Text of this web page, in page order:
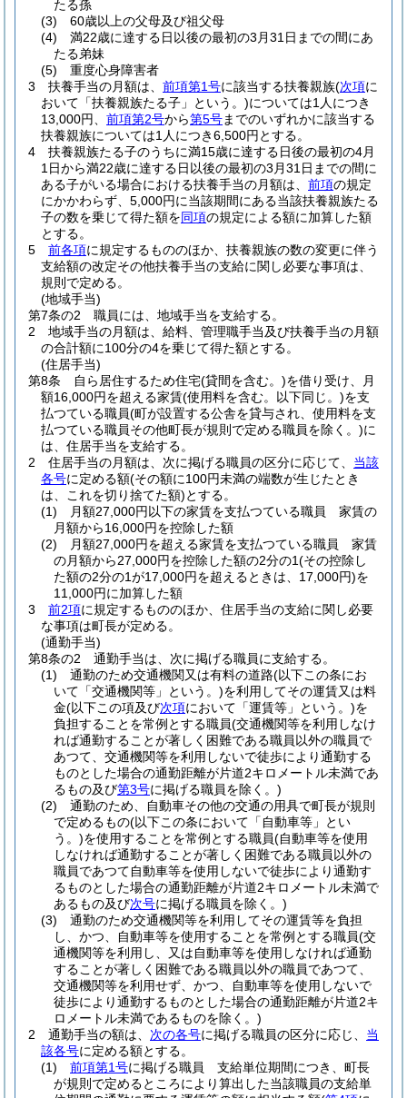
たる孫
(3)
60歳以上の父母及び祖父母
(4)
満22歳に達する日以後の最初の3月31日までの間にあ
たる弟妹
(5)
重度心身障害者
3
扶養手当の月額は、 前項第1号に該当する扶養親族(次項に
おいて「扶養親族たる子」という。)については1人につき
13,000円、 前項第2号から第5号までのいずれかに該当する
扶養親族については1人につき6,500円とする。
4
扶養親族たる子のうちに満15歳に達する日後の最初の4月
1日から満22歳に達する日以後の最初の3月31日までの間に
ある子がいる場合における扶養手当の月額は、 前項の規定
にかかわらず、5,000円に当該期間にある当該扶養親族たる
子の数を乗じて得た額を同項の規定による額に加算した額
とする。
5
前各項に規定するもののほか、扶養親族の数の変更に伴う
支給額の改定その他扶養手当の支給に関し必要な事項は、
規則で定める。
(地域手当)
第7条の2
職員には、地域手当を支給する。
2
地域手当の月額は、給料、管理職手当及び扶養手当の月額
の合計額に100分の4を乗じて得た額とする。
(住居手当)
第8条
自ら居住するため住宅(貸間を含む。)を借り受け、月
額16,000円を超える家賃(使用料を含む。以下同じ。)を支
払つている職員(町が設置する公舎を貸与され、使用料を支
払つている職員その他町長が規則で定める職員を除く。)に
は、住居手当を支給する。
2
住居手当の月額は、次に掲げる職員の区分に応じて、 当該
各号に定める額(その額に100円未満の端数が生じたとき
は、これを切り捨てた額)とする。
(1)
月額27,000円以下の家賃を支払つている職員 家賃の
月額から16,000円を控除した額
(2)
月額27,000円を超える家賃を支払つている職員 家賃
の月額から27,000円を控除した額の2分の1(その控除し
た額の2分の1が17,000円を超えるときは、17,000円)を
11,000円に加算した額
3
前2項に規定するもののほか、住居手当の支給に関し必要
な事項は町長が定める。
(通勤手当)
第8条の2
通勤手当は、次に掲げる職員に支給する。
(1)
通勤のため交通機関又は有料の道路(以下この条にお
いて「交通機関等」という。)を利用してその運賃又は料
金(以下この項及び次項において「運賃等」という。)を
負担することを常例とする職員(交通機関等を利用しなけ
れば通勤することが著しく困難である職員以外の職員で
あつて、交通機関等を利用しないで徒歩により通勤する
ものとした場合の通勤距離が片道2キロメートル未満であ
るもの及び第3号に掲げる職員を除く。)
(2)
通勤のため、自動車その他の交通の用具で町長が規則
で定めるもの(以下この条において「自動車等」とい
う。)を使用することを常例とする職員(自動車等を使用
しなければ通勤することが著しく困難である職員以外の
職員であつて自動車等を使用しないで徒歩により通勤す
るものとした場合の通勤距離が片道2キロメートル未満で
あるもの及び次号に掲げる職員を除く。)
(3)
通勤のため交通機関等を利用してその運賃等を負担
し、かつ、自動車等を使用することを常例とする職員(交
通機関等を利用し、又は自動車等を使用しなければ通勤
することが著しく困難である職員以外の職員であつて、
交通機関等を利用せず、かつ、自動車等を使用しないで
徒歩により通勤するものとした場合の通勤距離が片道2キ
ロメートル未満であるものを除く。)
2
通勤手当の額は、 次の各号に掲げる職員の区分に応じ、 当
該各号に定める額とする。
(1)
前項第1号に掲げる職員 支給単位期間につき、町長
が規則で定めるところにより算出した当該職員の支給単